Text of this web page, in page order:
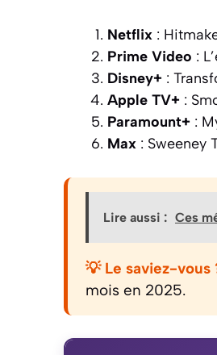
Netflix :
Prime Video :
Disney+ :
Apple TV+ :
Paramount+ :
Max : Sweeney
Lire aussi : Ces
💡 Le saviez-vous
mois en 2025.